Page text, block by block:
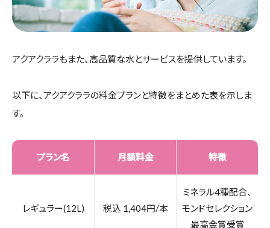
アクアクララもまた、高品質な水とサービスを提供しています。
以下に、 アクアクララの料金プランと特徴をまとめた表を示しま
す。
プラン名 月額料金 特徴
レギュラー(12L) 税込 1,404円/本
ミネラル4種配合、
モンドセレクション
最高金賞受賞